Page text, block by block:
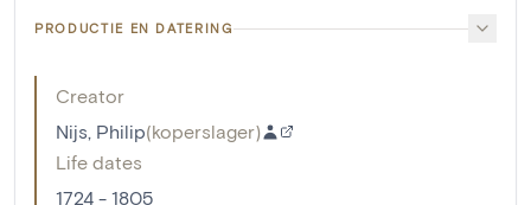
PRODUCTIE EN DATERING
Creator
Nijs, Philip(koperslager)
Life dates
1724 - 1805